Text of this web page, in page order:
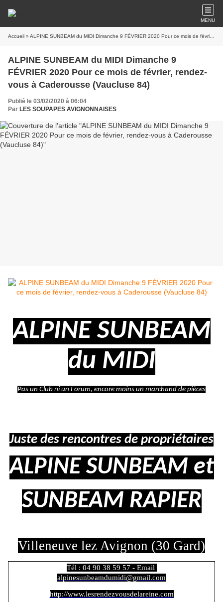
MENU
Accueil » ALPINE SUNBEAM du MIDI Dimanche 9 FÉVRIER 2020 Pour ce mois de février, rendez-vous à Caderousse (Vaucluse 84)
ALPINE SUNBEAM du MIDI Dimanche 9
FÉVRIER 2020 Pour ce mois de février, rendez-
vous à Caderousse (Vaucluse 84)
Publié le 03/02/2020 à 06:04
Par LES SOUPAPES AVIGNONNAISES
ALPINE SUNBEAM
du MIDI
Pas un Club ni un Forum, encore moins un marchand de pièces
Juste des rencontres de propriétaires
ALPINE SUNBEAM et
SUNBEAM RAPIER
Villeneuve lez Avignon (30 Gard)
Tél : 04 90 38 59 57 - Email
alpinesunbeamdumidi@gmail.com
http://www.lesrendezvousdelareine.com